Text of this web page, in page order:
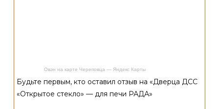
Овэн на карте Череповца — Яндекс Карты
Будьте первым, кто оставил отзыв на «Дверца ДСС
«Открытое стекло» — для печи РАДА»